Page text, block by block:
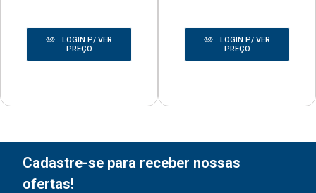
LOGIN P/ VER
PREÇO
LOGIN P/ VER
PREÇO
Cadastre-se para receber nossas
ofertas!